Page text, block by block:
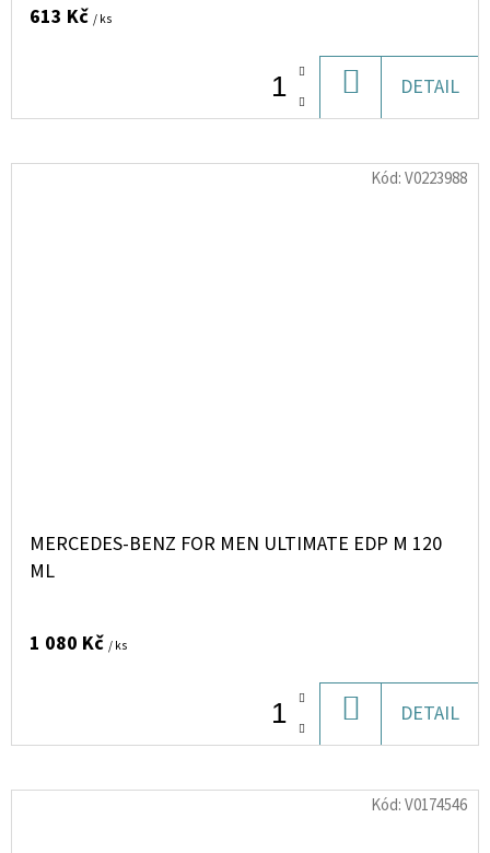
613 Kč / ks
KOŠÍKU
DETAIL
MERCEDES-BENZ FOR MEN ULTIMATE EDP M 120
ML
1 080 Kč / ks
KOŠÍKU
DETAIL
Kód:V0223988
Kód:V0174546